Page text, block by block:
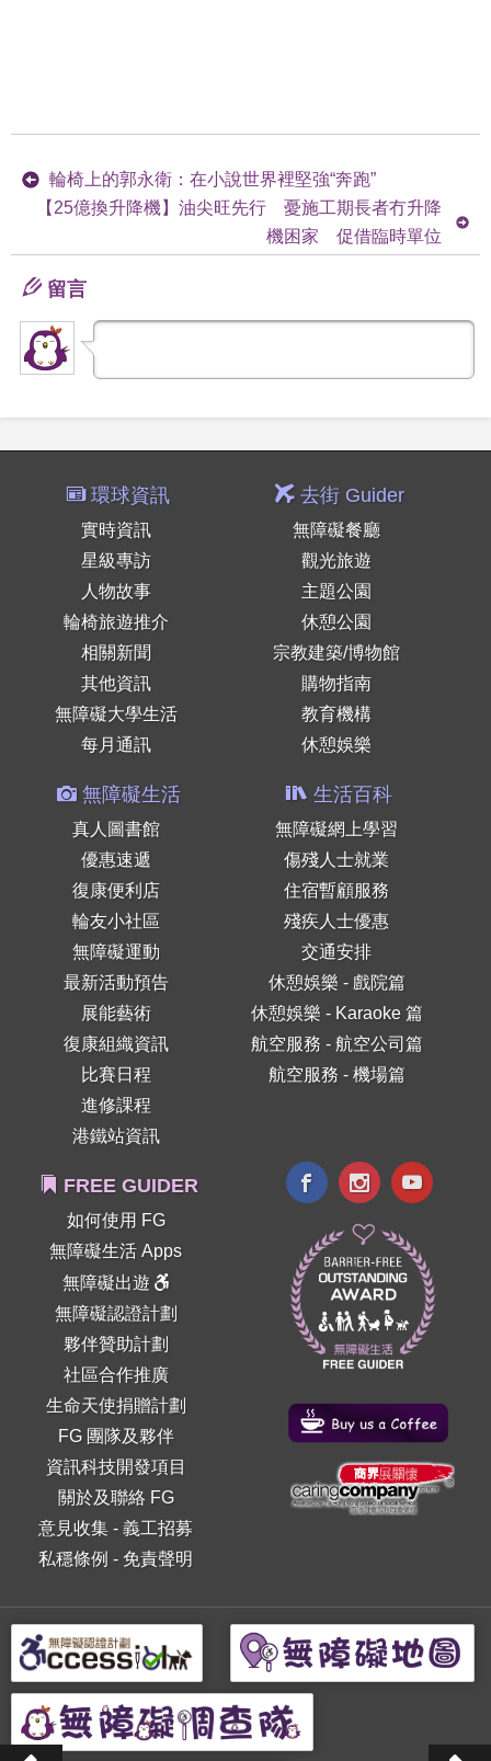
輪椅上的郭永衛：在小說世界裡堅強“奔跑”
【25億換升降機】油尖旺先行 憂施工期長者冇升降
機困家 促借臨時單位
留言
環球資訊
實時資訊
星級專訪
人物故事
輪椅旅遊推介
相關新聞
其他資訊
無障礙大學生活
每月通訊
去街 Guider
無障礙餐廳
觀光旅遊
主題公園
休憩公園
宗教建築/博物館
購物指南
教育機構
休憩娛樂
無障礙生活
真人圖書館
優惠速遞
復康便利店
輪友小社區
無障礙運動
最新活動預告
展能藝術
復康組織資訊
比賽日程
進修課程
港鐵站資訊
生活百科
無障礙網上學習
傷殘人士就業
住宿暫顧服務
殘疾人士優惠
交通安排
休憩娛樂 - 戲院篇
休憩娛樂 - Karaoke 篇
航空服務 - 航空公司篇
航空服務 - 機場篇
FREE GUIDER
如何使用 FG
無障礙生活 Apps
無障礙出遊
無障礙認證計劃
夥伴贊助計劃
社區合作推廣
生命天使捐贈計劃
FG 團隊及夥伴
資訊科技開發項目
關於及聯絡 FG
意見收集 -義工招募
私穩條例 - 免責聲明